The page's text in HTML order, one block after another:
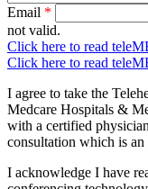
Email *
not valid.
Click here to read
Click here to read
I agree to take the
Medcare Hospitals &
with a certified
consultation which is
I acknowledge I have